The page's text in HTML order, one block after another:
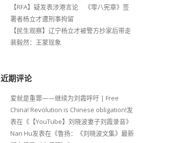
【RFA】疑发表涉港言论 《零八宪章》签
署者杨立才遭刑事拘留
【民生观察】辽宁杨立才被警方抄家后带走
裴毅然：王蒙现象
近期评论
爱就是重罪——继续为刘霞呼吁 | Free
China! Revolution is Chinese obligation!发
表在《【YouTube】刘晓波妻子刘霞录音》
Nan Hu发表在《鲁扬：《刘晓波文集》最新